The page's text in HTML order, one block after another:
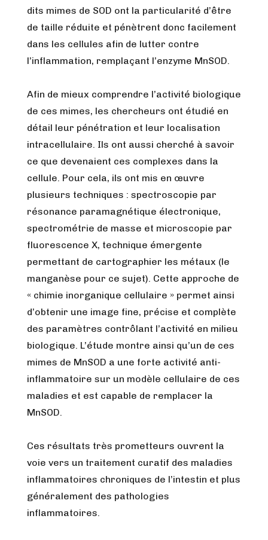
dits mimes de SOD ont la particularité d’être
de taille réduite et pénètrent donc facilement
dans les cellules afin de lutter contre
l’inflammation, remplaçant l’enzyme MnSOD.
Afin de mieux comprendre l’activité biologique
de ces mimes, les chercheurs ont étudié en
détail leur pénétration et leur localisation
intracellulaire. Ils ont aussi cherché à savoir
ce que devenaient ces complexes dans la
cellule. Pour cela, ils ont mis en œuvre
plusieurs techniques : spectroscopie par
résonance paramagnétique électronique,
spectrométrie de masse et microscopie par
fluorescence X, technique émergente
permettant de cartographier les métaux (le
manganèse pour ce sujet). Cette approche de
« chimie inorganique cellulaire » permet ainsi
d’obtenir une image fine, précise et complète
des paramètres contrôlant l’activité en milieu
biologique. L’étude montre ainsi qu’un de ces
mimes de MnSOD a une forte activité anti-
inflammatoire sur un modèle cellulaire de ces
maladies et est capable de remplacer la
MnSOD.
Ces résultats très prometteurs ouvrent la
voie vers un traitement curatif des maladies
inflammatoires chroniques de l’intestin et plus
généralement des pathologies
inflammatoires.